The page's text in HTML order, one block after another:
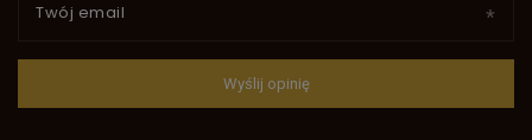
Twój email
Wyślij opinię